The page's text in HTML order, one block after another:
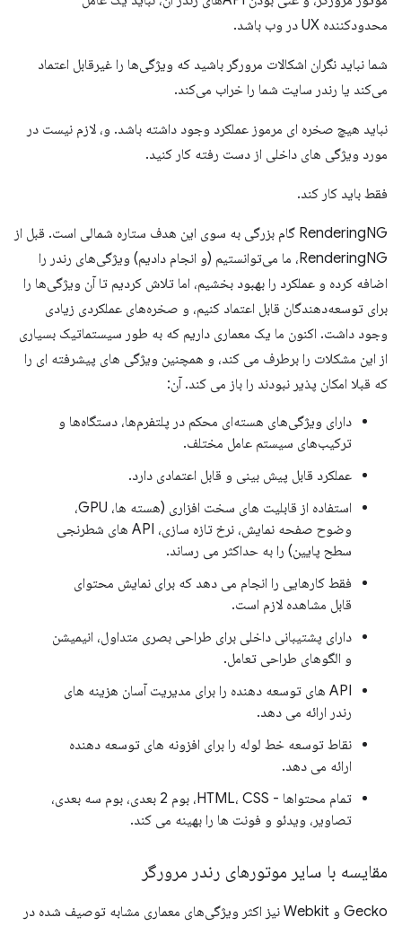
محدودکننده UX در وب باشد.
شما نباید نگران اشکالات مرورگر باشید که ویژگی‌ها را غیرقابل اعتماد
می‌کند یا رندر سایت شما را خراب می‌کند.
نباید هیچ صخره ای مرموز عملکرد وجود داشته باشد. و، لازم نیست در
مورد ویژگی های داخلی از دست رفته کار کنید.
فقط باید کار کند.
RenderingNG گام بزرگی به سوی این هدف ستاره شمالی است. قبل از
RenderingNG، ما می‌توانستیم (و انجام دادیم) ویژگی‌های رندر را
اضافه کرده و عملکرد را بهبود بخشیم، اما تلاش کردیم تا آن ویژگی‌ها را
برای توسعه‌دهندگان قابل اعتماد کنیم، و صخره‌های عملکردی زیادی
وجود داشت. اکنون ما یک معماری داریم که به طور سیستماتیک بسیاری
از این مشکلات را برطرف می کند، و همچنین ویژگی های پیشرفته ای را
که قبلا امکان پذیر نبودند را باز می کند. آن:
دارای ویژگی‌های هسته‌ای محکم در پلتفرم‌ها، دستگاه‌ها و
ترکیب‌های سیستم عامل مختلف.
عملکرد قابل پیش بینی و قابل اعتمادی دارد.
استفاده از قابلیت های سخت افزاری (هسته ها، GPU،
وضوح صفحه نمایش، نرخ تازه سازی، API های شطرنجی
سطح پایین) را به حداکثر می رساند.
فقط کارهایی را انجام می دهد که برای نمایش محتوای
قابل مشاهده لازم است.
دارای پشتیبانی داخلی برای طراحی بصری متداول، انیمیشن
و الگوهای طراحی تعامل.
API های توسعه دهنده را برای مدیریت آسان هزینه های
رندر ارائه می دهد.
نقاط توسعه خط لوله را برای افزونه های توسعه دهنده
ارائه می دهد.
تمام محتواها - HTML، CSS، بوم 2 بعدی، بوم سه بعدی،
تصاویر، ویدئو و فونت ها را بهینه می کند.
مقایسه با سایر موتورهای رندر مرورگر
Gecko و Webkit نیز اکثر ویژگی‌های معماری مشابه توصیف شده در